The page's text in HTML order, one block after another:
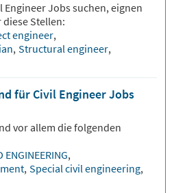
EngineerJobs suchen, eignen
Stellen:
engineer,
, Structural engineer,
für Civil Engineer Jobs
vor allem die folgenden
ENGINEERING,
, Special civil engineering,